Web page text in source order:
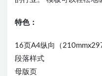
特色：
16页A4纵向（
段落样式
母版页